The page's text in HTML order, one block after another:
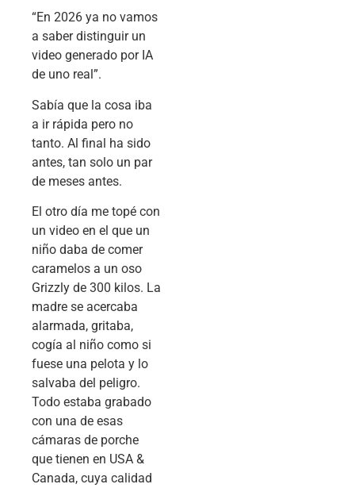
“En 2026 ya no vamos
a saber distinguir un
video generado por IA
de uno real”.
Sabía que la cosa iba
a ir rápida pero no
tanto. Al final ha sido
antes, tan solo un par
de meses antes.
El otro día me topé con
un video en el que un
niño daba de comer
caramelos a un oso
Grizzly de 300 kilos. La
madre se acercaba
alarmada, gritaba,
cogía al niño como si
fuese una pelota y lo
salvaba del peligro.
Todo estaba grabado
con una de esas
cámaras de porche
que tienen en USA &
Canada, cuya calidad